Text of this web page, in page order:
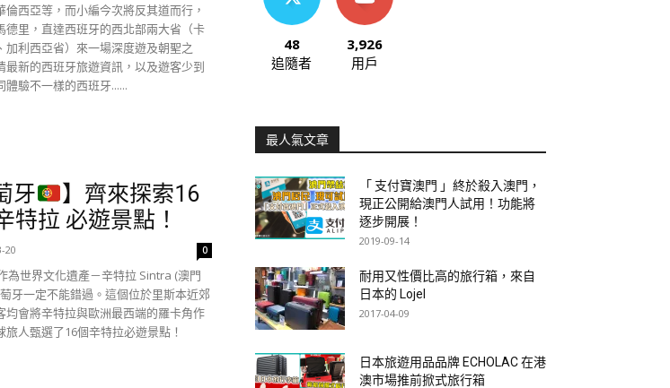
西亞等，而小編今次將反其道而行，
德里，直達西班牙的西北部兩大省（卡
加利西亞省）來一場深度遊及朝聖之
最新的西班牙旅遊資訊，以及遊客少到
驗不一樣的西班牙......
牙
】齊來探索16
特拉 必遊景點！
20 0
為世界文化遺產－辛特拉 Sintra (澳門
牙一定不能錯過。這個位於里斯本近郊
均會將辛特拉與歐洲最西端的羅卡角作
人甄選了16個辛特拉必遊景點！
48
追隨者
3,926
用戶
最人氣文章
「 支付寶澳門 」終於殺入澳門，
現正公開給澳門人試用！功能將
逐步開展！
2019-09-14
耐用又性價比高的旅行箱，來自
日本的 Lojel
2017-04-09
日本旅遊用品品牌 ECHOLAC 在港
澳市場推前掀式旅行箱